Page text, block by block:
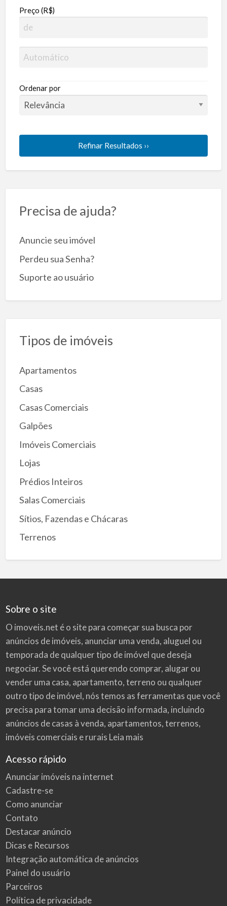
Preço (R$)
Ordenar por
Refinar Resultados ››
Precisa de ajuda?
Anuncie seu imóvel
Perdeu sua Senha?
Suporte ao usuário
Tipos de imóveis
Apartamentos
Casas
Casas Comerciais
Galpões
Imóveis Comerciais
Lojas
Prédios Inteiros
Salas Comerciais
Sítios, Fazendas e Chácaras
Terrenos
Sobre o site
O imoveis.net é o site para começar sua busca por
anúncios de imóveis, anunciar uma venda, aluguel ou
temporada de qualquer tipo de imóvel que deseja
negociar. Se você está querendo comprar, alugar ou
vender uma casa, apartamento, terreno ou qualquer
outro tipo de imóvel, nós temos as ferramentas que você
precisa para tomar uma decisão informada, incluindo
anúncios de casas à venda, apartamentos, terrenos,
imóveis comerciais e rurais Leia mais
Acesso rápido
Anunciar imóveis na internet
Cadastre-se
Como anunciar
Contato
Destacar anúncio
Dicas e Recursos
Integração automática de anúncios
Painel do usuário
Parceiros
Política de privacidade